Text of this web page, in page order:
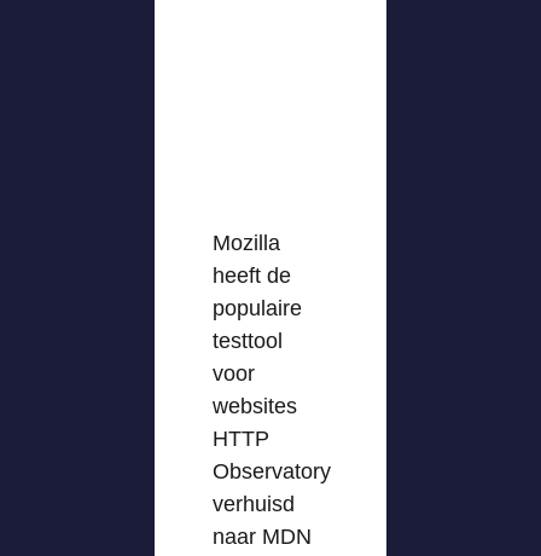
Mozilla
heeft de
populaire
testtool
voor
websites
HTTP
Observatory
verhuisd
naar MDN